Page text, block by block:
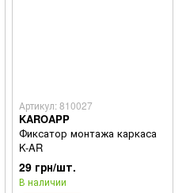
Артикул: 810027
KAROAPP
Фиксатор монтажа каркаса
K-AR
29 грн/шт.
В наличии